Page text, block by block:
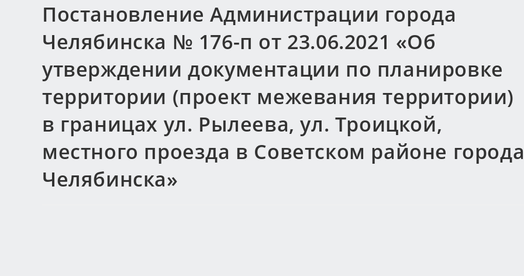
Постановление Администрации города
Челябинска № 176-п от 23.06.2021 «Об
утверждении документации по планировке
территории (проект межевания территории)
в границах ул. Рылеева, ул. Троицкой,
местного проезда в Советском районе
Челябинска»